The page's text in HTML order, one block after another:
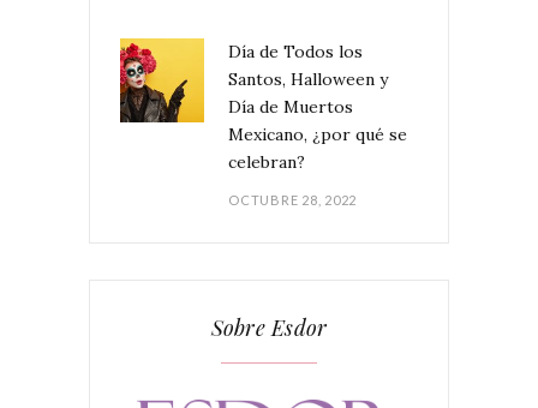
Día de Todos los
Santos, Halloween y
Día de Muertos
Mexicano, ¿por qué se
celebran?
OCTUBRE 28, 2022
Sobre Esdor